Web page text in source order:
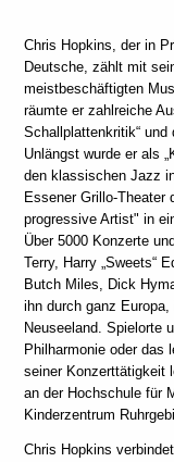
Chris Hopkins, der in
Deutsche, zählt mit
meistbeschäftigten
räumte er zahlreiche
Schallplattenkritik“ und
Unlängst wurde er als
den klassischen Jazz
Essener Grillo-Theater
progressive Artist" in
Über 5000 Konzerte
Terry, Harry „Sweets“
Butch Miles, Dick
ihn durch ganz
Neuseeland. Spielorte
Philharmonie oder das
seiner Konzerttätigkeit
an der Hochschule für
Kinderzentrum
Chris Hopkins